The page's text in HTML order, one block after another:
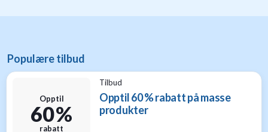
Populære tilbud
Opptil
60 %
rabatt
Tilbud
Opptil 60 % rabatt på masse
produkter